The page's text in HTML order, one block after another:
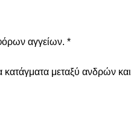
αγγείων. *
κατάγματα μεταξύ ανδρών και